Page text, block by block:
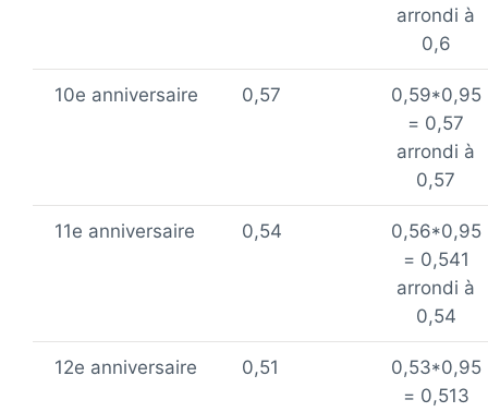
arrondi à
0,6
10e anniversaire 0,57
0,59*0,95
= 0,57
arrondi à
0,57
11e anniversaire 0,54
0,56*0,95
= 0,541
arrondi à
0,54
12e anniversaire 0,51
0,53*0,95
= 0,513